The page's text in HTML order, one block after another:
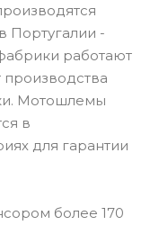
Португалии -
работают
производства
Мотошлемы
в
для гарантии
более 170